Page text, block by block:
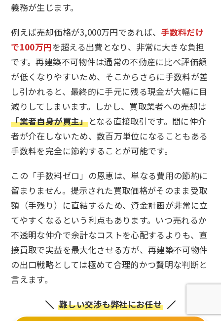
義務が生じます。
例えば売却価格が3,000万円であれば、 手数料だけ
で100万円を超える出費となり、非常に大きな負担
です。再建築不可物件は通常の不動産に比べ評価額
が低くなりやすいため、そこからさらに手数料が差
し引かれると、最終的に手元に残る現金が大幅に目
減りしてしまいます。しかし、買取業者への売却は
「業者自身が買主」となる直接取引です。間に仲介
者が介在しないため、数百万単位になることもある
手数料を完全に節約することが可能です。
この「手数料ゼロ」の恩恵は、単なる費用の節約に
留まりません。提示された買取価格がそのまま受取
額（手残り）に直結するため、資金計画が非常に立
てやすくなるという利点もあります。いつ売れるか
不透明な仲介で余計なコストを心配するよりも、直
接買取で実益を最大化させる方が、再建築不可物件
の出口戦略としては極めて合理的かつ賢明な判断と
言えます。
難しい交渉も弊社にお任せ